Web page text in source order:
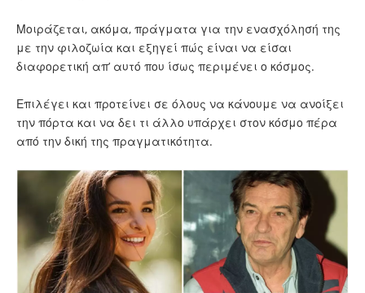
Μοιράζεται, ακόμα, πράγματα για την ενασχόλησή της
με την φιλοζωία και εξηγεί πώς είναι να είσαι
διαφορετική απ’ αυτό που ίσως περιμένει ο κόσμος.
Επιλέγει και προτείνει σε όλους να κάνουμε να ανοίξει
την πόρτα και να δει τι άλλο υπάρχει στον κόσμο πέρα
από την δική της πραγματικότητα.